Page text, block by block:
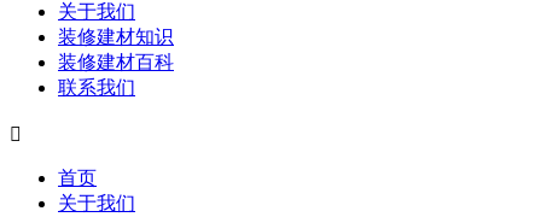
关于我们
装修建材知识
装修建材百科
联系我们

首页
关于我们